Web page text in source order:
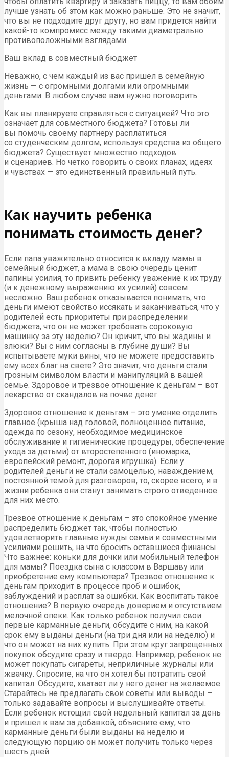
лучше узнать об этом как можно раньше. Это не значит,
что вы не подходите друг другу, но вам придется найти
какой-то компромисс между такими диаметрально
противоположными взглядами.
Ваш вклад в совместный бюджет
Неважно, с чем каждый из вас пришел в семейную
жизнь — с огромными долгами или огромными
деньгами. В любом случае вам нужно поговорить
Как вы планируете справляться с ситуацией? Что это
означает для совместного бюджета? Готовы ли
вы помочь своему партнеру расплатиться
со студенческим долгом, используя средства из общего
бюджета? Существует множество подходов
и сценариев. Но четко говорить о своих планах, идеях
и чувствах — это единственный правильный путь.
Как научить ребенка
понимать стоимость денег?
Если папа уважительно относится к вкладу мамы в
семейный бюджет, а мама в свою очередь ценит
папины усилия, то привить ребенку уважение к их труду
(и к денежному выражению их усилий) совсем
несложно. Ваш ребенок отказывается понимать, что
деньги имеют свойство иссякать и заканчиваться, что у
родителей есть приоритеты при распределении
бюджета, что он не может требовать сороковую
машинку за эту неделю? Он кричит, что вы жадины и
злюки? Вы с ним согласны в глубине души? Вы
испытываете муки вины, что не можете предоставить
ему всех благ на свете? Это значит, что деньги стали
грозным символом власти и манипуляций в вашей
семье. Здоровое и трезвое отношение к деньгам – вот
лекарство от скандалов на почве денег.
Здоровое отношение к деньгам – это умение отделить
главное (крыша над головой, полноценное питание,
одежда по сезону, необходимое медицинское
обслуживание и гигиенические процедуры, обеспечение
ухода за детьми) от второстепенного (иномарка,
европейский ремонт, дорогая игрушка). Если у
родителей деньги не стали самоцелью, наваждением,
постоянной темой для разговоров, то, скорее всего, и в
жизни ребенка они станут занимать строго отведенное
для них место.
Трезвое отношение к деньгам – это спокойное умение
распределить бюджет так, чтобы полностью
удовлетворить главные нужды семьи и совместными
усилиями решить, на что бросить оставшиеся финансы.
Что важнее: коньки для дочки или мобильный телефон
для мамы? Поездка сына с классом в Варшаву или
приобретение ему компьютера? Трезвое отношение к
деньгам приходит в процессе проб и ошибок,
заблуждений и расплат за ошибки. Как воспитать такое
отношение? В первую очередь доверием и отсутствием
мелочной опеки. Как только ребенок получил свои
первые карманные деньги, обсудите с ним, на какой
срок ему выданы деньги (на три дня или на неделю) и
что он может на них купить. При этом круг запрещенных
покупок обсудите сразу и твердо. Например, ребенок не
может покупать сигареты, неприличные журналы или
жвачку. Спросите, на что он хотел бы потратить свой
капитал. Обсудите, хватает ли у него денег на желаемое.
Старайтесь не предлагать свои советы или выводы –
только задавайте вопросы и выслушивайте ответы.
Если ребенок истощил свой недельный капитал за день
и пришел к вам за добавкой, объясните ему, что
карманные деньги были выданы на неделю и
следующую порцию он может получить только через
шесть дней.